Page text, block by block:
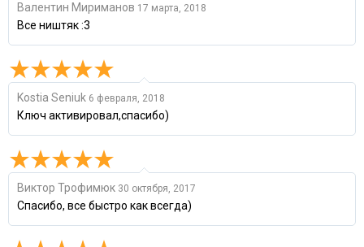
Валентин Мириманов 17 марта, 2018
Все ништяк :3
Kostia Seniuk 6 февраля, 2018
Ключ активировал,спасибо)
Виктор Трофимюк 30 октября, 2017
Спасибо, все быстро как всегда)